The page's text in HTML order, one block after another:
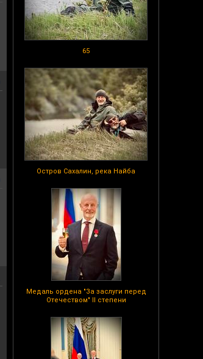
65
Остров Сахалин, река Найба
Медаль ордена "За заслуги перед
Отечеством" II степени